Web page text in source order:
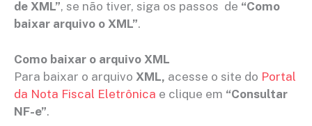
de XML”, se não tiver, siga os passos de “Como
baixar arquivo o XML”.
Como baixar o arquivo XML
Para baixar o arquivo XML, acesse o site do Portal
da Nota Fiscal Eletrônica e clique em “Consultar
NF-e”.